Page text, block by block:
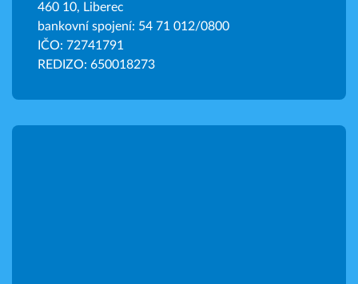
460 10, Liberec
bankovní spojení: 54 71 012/0800
IČO: 72741791
REDIZO: 650018273